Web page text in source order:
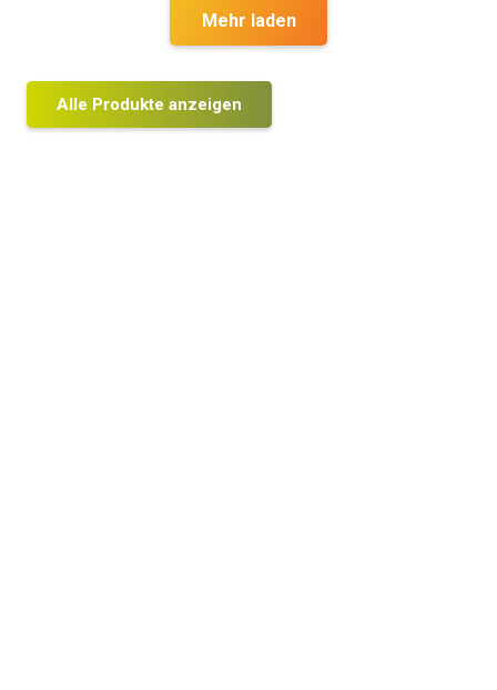
Mehr laden
Alle Produkte anzeigen